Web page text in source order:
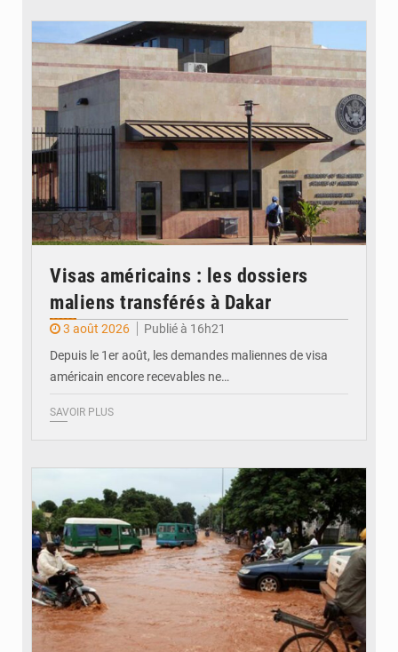
Visas américains : les dossiers
maliens transférés à Dakar
3 août 2026
Publié à 16h21
Depuis le 1er août, les demandes maliennes de visa
américain encore recevables ne…
SAVOIR PLUS